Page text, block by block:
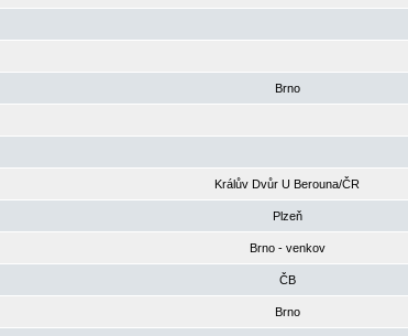
Brno
Králův Dvůr U Berouna/ČR
Plzeň
Brno - venkov
ČB
Brno